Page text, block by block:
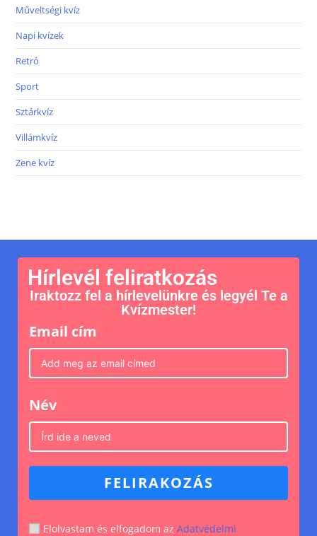
Műveltségi kvíz
Napi kvízek
Retró
Sport
Sztárkvíz
Villámkvíz
Zene kvíz
Hírlevél feliratkozás
Iraktozz fel a hírlevelünkre és legyél Te a
Kvízmester!
Email cím
Név
FELIRAKOZÁS
Elolvastam és elfogadom az Adatvédelmi